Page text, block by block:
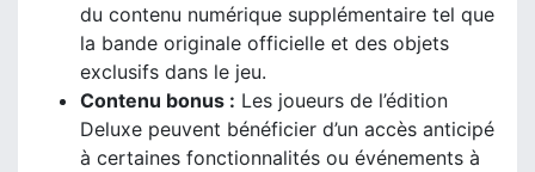
du contenu numérique supplémentaire tel que
la bande originale officielle et des objets
exclusifs dans le jeu.
Contenu bonus : Les joueurs de l’édition
Deluxe peuvent bénéficier d’un accès anticipé
à certaines fonctionnalités ou événements à